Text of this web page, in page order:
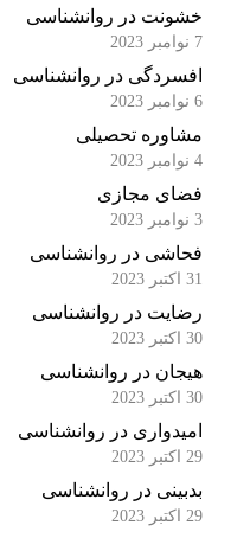
خشونت در روانشناسی
افسردگی در روانشناسی
مشاوره تحصیلی
فضای مجازی
فحاشی در روانشناسی
رضایت در روانشناسی
هیجان در روانشناسی
امیدواری در روانشناسی
بدبینی در روانشناسی